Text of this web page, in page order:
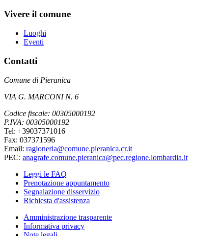
Vivere il comune
Luoghi
Eventi
Contatti
Comune di Pieranica
VIA G. MARCONI N. 6
Codice fiscale: 00305000192
P.IVA: 00305000192
Tel: +39037371016
Fax: 037371596
Email: ragioneria@comune.pieranica.cr.it
PEC: anagrafe.comune.pieranica@pec.regione.lombardia.it
Leggi le FAQ
Prenotazione appuntamento
Segnalazione disservizio
Richiesta d'assistenza
Amministrazione trasparente
Informativa privacy